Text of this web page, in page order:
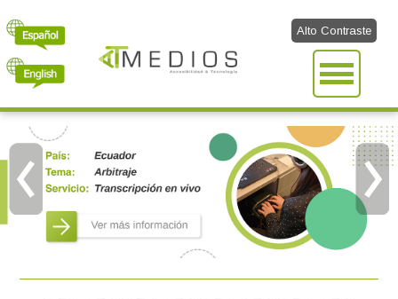
Alto Contraste